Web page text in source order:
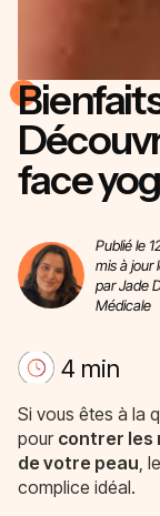
face
Publié le
mis à jour
par Jade
Médicale
4 min
Si vous êtes à la
pour contrer les
de votre peau,
complice idéal.